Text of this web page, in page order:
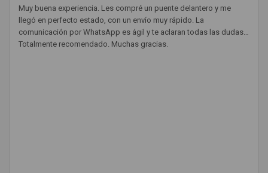
Muy buena experiencia. Les compré un puente delantero y me
llegó en perfecto estado, con un envío muy rápido. La
comunicación por WhatsApp es ágil y te aclaran todas las dudas.
Totalmente recomendado. Muchas gracias.